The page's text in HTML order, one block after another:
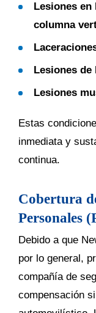
Lesiones en
columna
Lesiones de
Lesiones
Estas
inmediata y
continua.
Cobertura
Personales
Debido a que
por lo general,
compañía de
compensación